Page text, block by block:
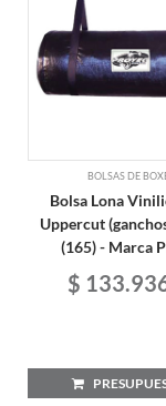
BOLSAS DE
Bolsa Lona
Uppercut
(165) - Marca
$